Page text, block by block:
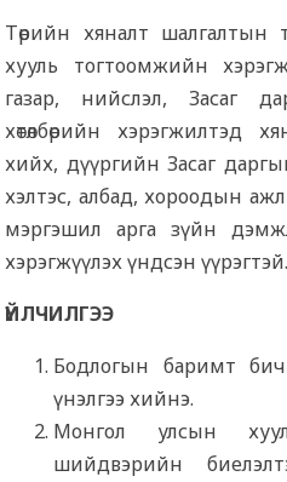
Төрийн хяналт шалгалтын
хууль тогтоомжийн
газар, нийслэл, Засаг
хөтөлбөрийн хэрэгжилтэд
хийх, дүүргийн Засаг
хэлтэс, албад, хороодын
мэргэшил арга зүйн
хэрэгжүүлэх үндсэн үүрэгтэй.
ҮЙЛЧИЛГЭЭ
Бодлогын баримт
үнэлгээ хийнэ.
Монгол улсын
шийдвэрийн